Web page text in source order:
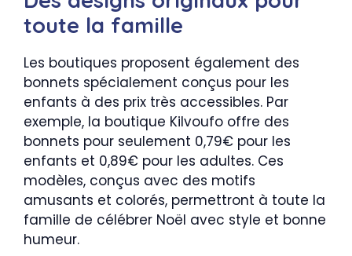
toute la famille
Les boutiques proposent également des
bonnets spécialement conçus pour les
enfants à des prix très accessibles. Par
exemple, la boutique Kilvoufo offre des
bonnets pour seulement 0,79€ pour les
enfants et 0,89€ pour les adultes. Ces
modèles, conçus avec des motifs
amusants et colorés, permettront à toute la
famille de célébrer Noël avec style et bonne
humeur.